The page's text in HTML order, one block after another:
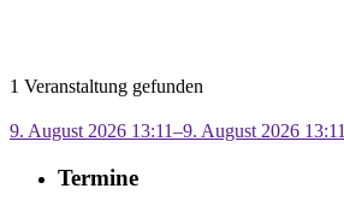
1 Veranstaltung gefunden
9. August 2026 13:11–9. August 2026 13:11
Termine